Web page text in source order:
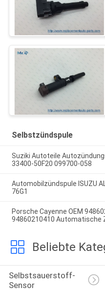
Selbstzündspule
Suziki Autoteile
33400-50F20 099700-058
Automobilzündspule ISUZU
76G1
Porsche Cayenne OEM
94860210410 Automatische
Beliebte
Selbstsauerstoff-
Sensor